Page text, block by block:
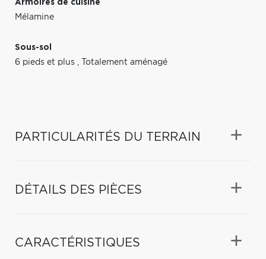
Armoires de cuisine
Mélamine
Sous-sol
6 pieds et plus , Totalement aménagé
PARTICULARITÉS DU TERRAIN
DÉTAILS DES PIÈCES
CARACTÉRISTIQUES